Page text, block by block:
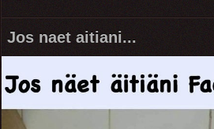
Jos naet aitiani...